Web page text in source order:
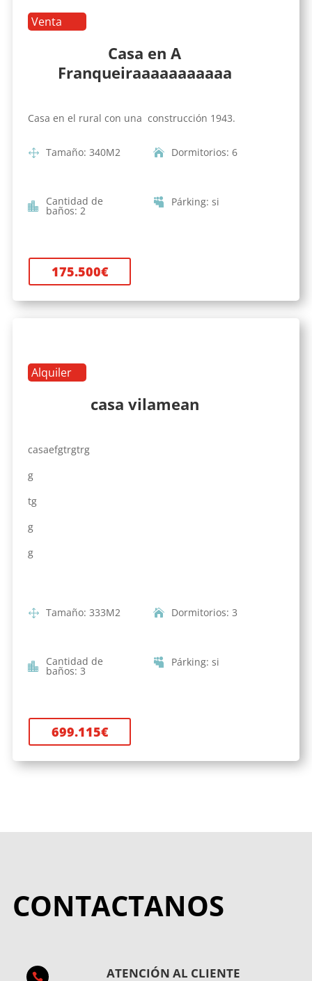
Venta
Casa en A
Franqueiraaaaaaaaaaa
Casa en el rural con una construcción 1943.
Tamaño: 340M2 Dormitorios: 6
Cantidad de
baños: 2
Párking: si
175.500€
Alquiler
casa vilamean
casaefgtrgtrg
g
tg
g
g
Tamaño: 333M2 Dormitorios: 3
Cantidad de
baños: 3
Párking: si
699.115€
CONTACTANOS
 ATENCIÓN AL CLIENTE